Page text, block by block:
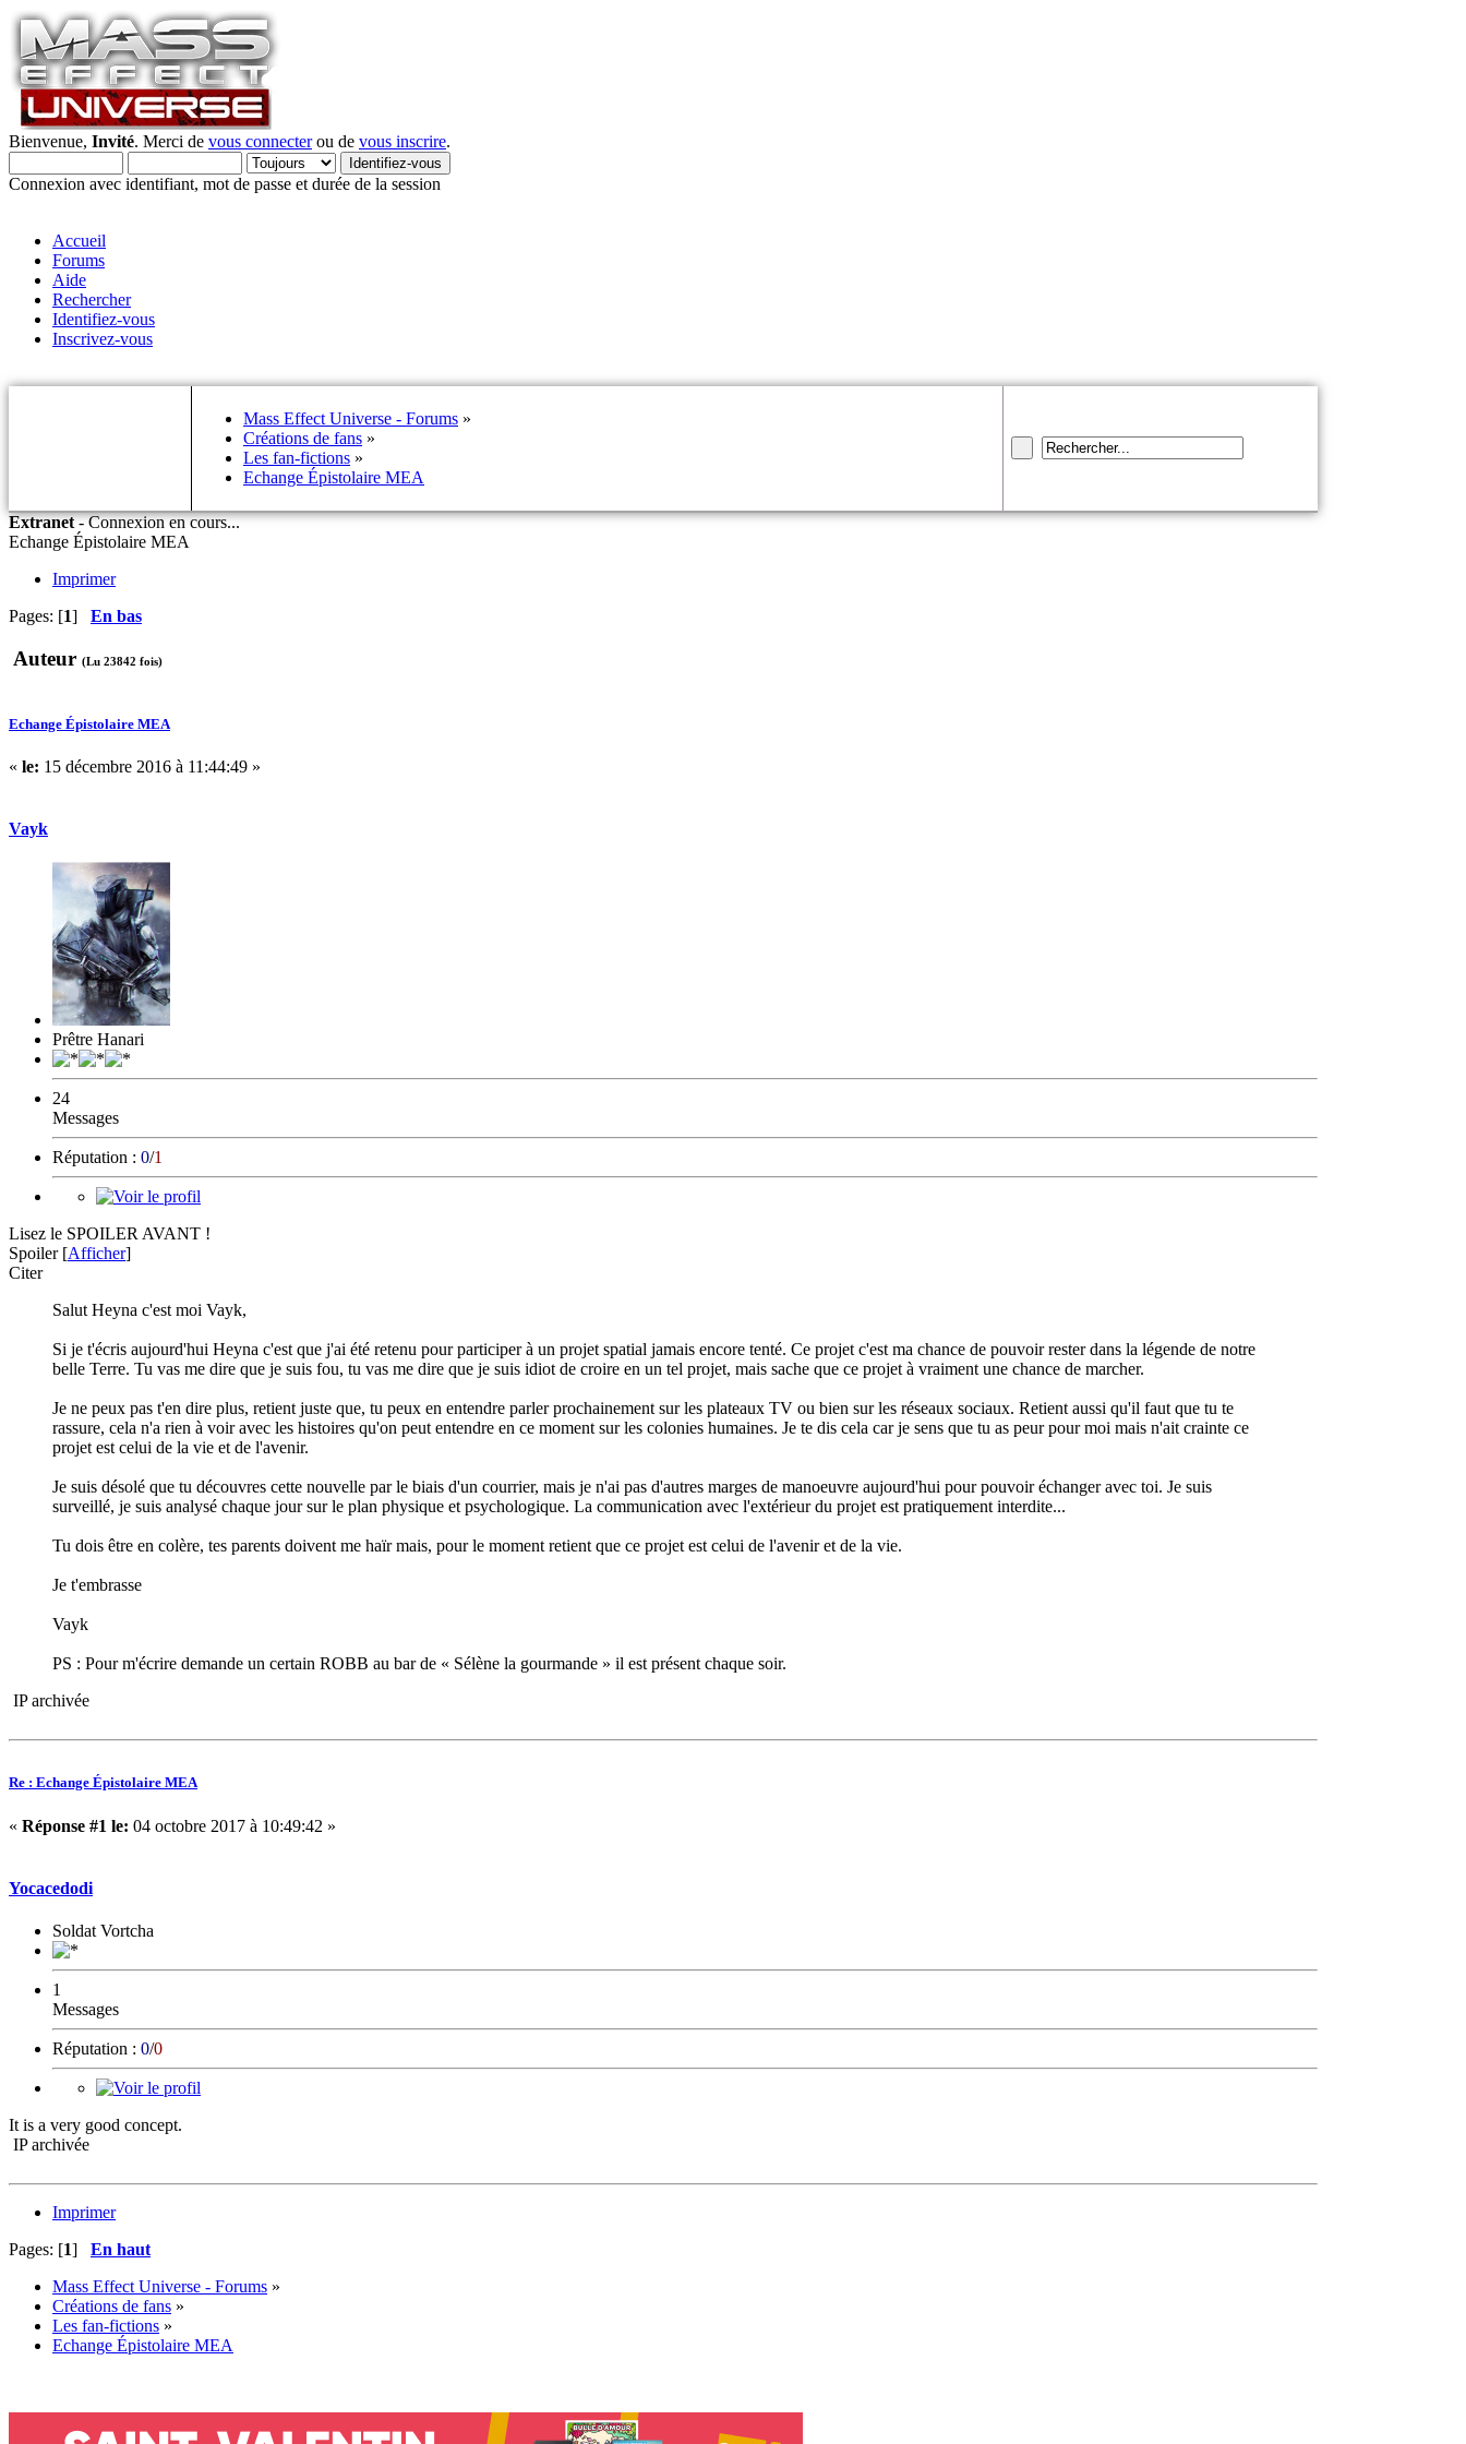
Bienvenue, Invité. Merci de vous connecterou de vous inscrire.
Connexion avec identifiant, mot de passe et durée de la session
Accueil
Forums
Aide
Rechercher
Identifiez-vous
Inscrivez-vous
Mass Effect Universe - Forums »
Créations de fans »
Les fan-fictions »
Echange Épistolaire MEA
Extranet-Connexion en cours...
Echange Épistolaire MEA
Imprimer
Pages: [1] En bas
Auteur (Lu 23842 fois)
Echange Épistolaire MEA
« le: 15 décembre 2016 à 11:44:49 »
Vayk
Prêtre Hanari
24
Messages
Réputation : 0/1
Lisez le SPOILER AVANT !
Spoiler[Afficher]
Citer
Salut Heyna c'est moi Vayk,
Si je t'écris aujourd'hui Heyna c'est que j'ai été retenu pour participer à un projet spatial jamais encore tenté. Ce projet c'est ma chance de pouvoir rester dans la légende de notre
belle Terre. Tu vas me dire que je suis fou, tu vas me dire que je suis idiot de croire en un tel projet, mais sache que ce projet à vraiment une chance de marcher.
Je ne peux pas t'en dire plus, retient juste que, tu peux en entendre parler prochainement sur les plateaux TV ou bien sur les réseaux sociaux. Retient aussi qu'il faut que tu te
rassure, cela n'a rien à voir avec les histoires qu'on peut entendre en ce moment sur les colonies humaines. Je te dis cela car je sens que tu as peur pour moi mais n'ait crainte ce
projet est celui de la vie et de l'avenir.
Je suis désolé que tu découvres cette nouvelle par le biais d'un courrier, mais je n'ai pas d'autres marges de manoeuvre aujourd'hui pour pouvoir échanger avec toi. Je suis
surveillé, je suis analysé chaque jour sur le plan physique et psychologique. La communication avec l'extérieur du projet est pratiquement interdite...
Tu dois être en colère, tes parents doivent me haïr mais, pour le moment retient que ce projet est celui de l'avenir et de la vie.
Je t'embrasse
Vayk
PS : Pour m'écrire demande un certain ROBB au bar de « Sélène la gourmande » il est présent chaque soir.
IP archivée
Re : Echange Épistolaire MEA
« Réponse #1 le: 04 octobre 2017 à 10:49:42 »
Yocacedodi
Soldat Vortcha
1
Messages
Réputation : 0/0
It is a very good concept.
IP archivée
Imprimer
Pages: [1] En haut
Mass Effect Universe - Forums »
Créations de fans »
Les fan-fictions »
Echange Épistolaire MEA